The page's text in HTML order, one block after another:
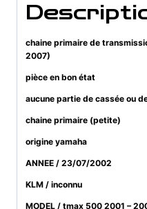
2007)
chaine primaire de
2007)
pièce en bon état
aucune partie de cassée ou
chaine primaire (petite)
origine yamaha
ANNEE / 23/07/2002
KLM / inconnu
MODEL / tmax 500 2001 –